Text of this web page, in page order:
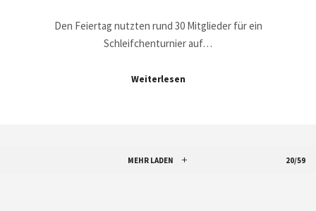
Den Feiertag nutzten rund 30 Mitglieder für ein
Schleifchenturnier auf…
Weiterlesen
MEHR LADEN 20/59